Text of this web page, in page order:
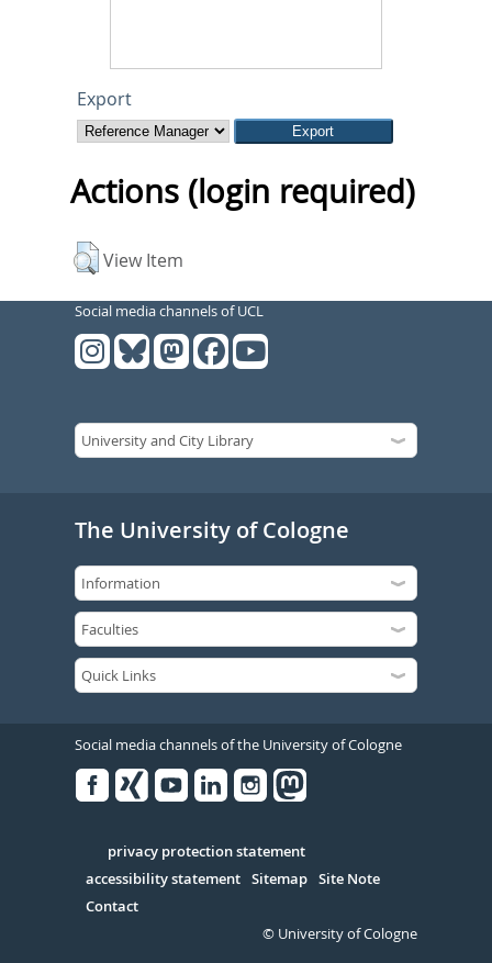
Export
Actions (login required)
View Item
Social media channels of UCL
The University of Cologne
Social media channels of the University of Cologne
Serivce
privacy protection statement
accessibility statement Sitemap Site Note
Contact
© University of Cologne